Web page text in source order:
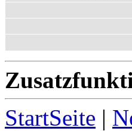
StartSeite |